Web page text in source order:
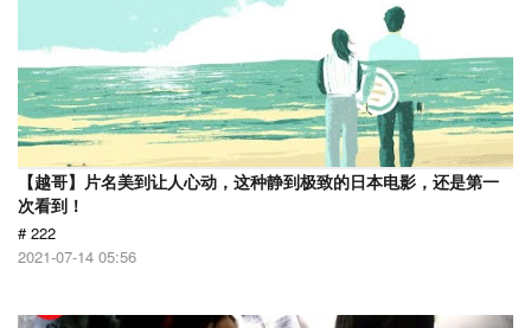
【越哥】片名美到让人心动，这种静到极致的日本电影，还是第一
次看到！
# 222
2021-07-14 05:56